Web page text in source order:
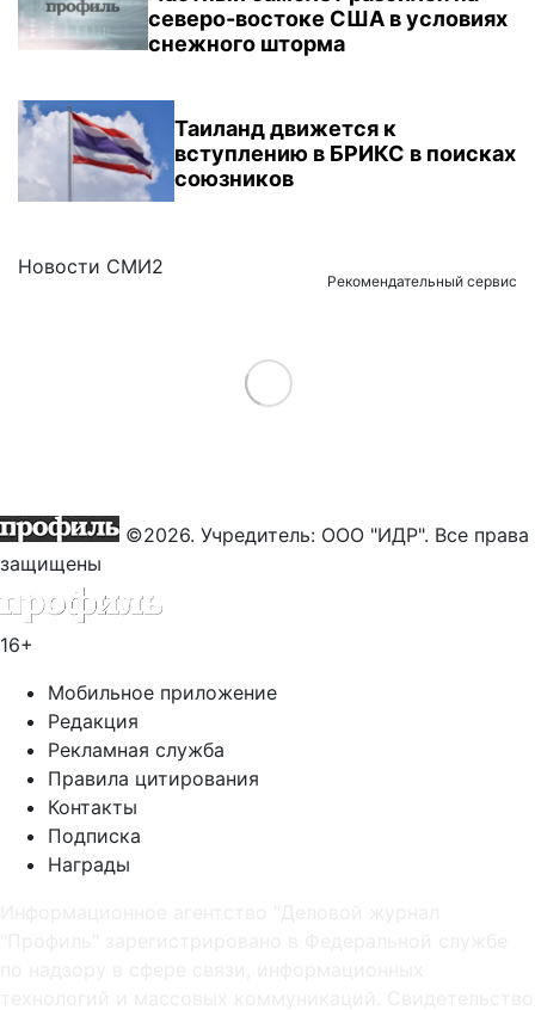
северо-востоке США в условиях
снежного шторма
Таиланд движется к
вступлению в БРИКС в поисках
союзников
Новости СМИ2
Рекомендательный сервис
Load More
©2026. Учредитель: ООО "ИДР". Все права
защищены
16+
Мобильное приложение
Редакция
Рекламная служба
Правила цитирования
Контакты
Подписка
Награды